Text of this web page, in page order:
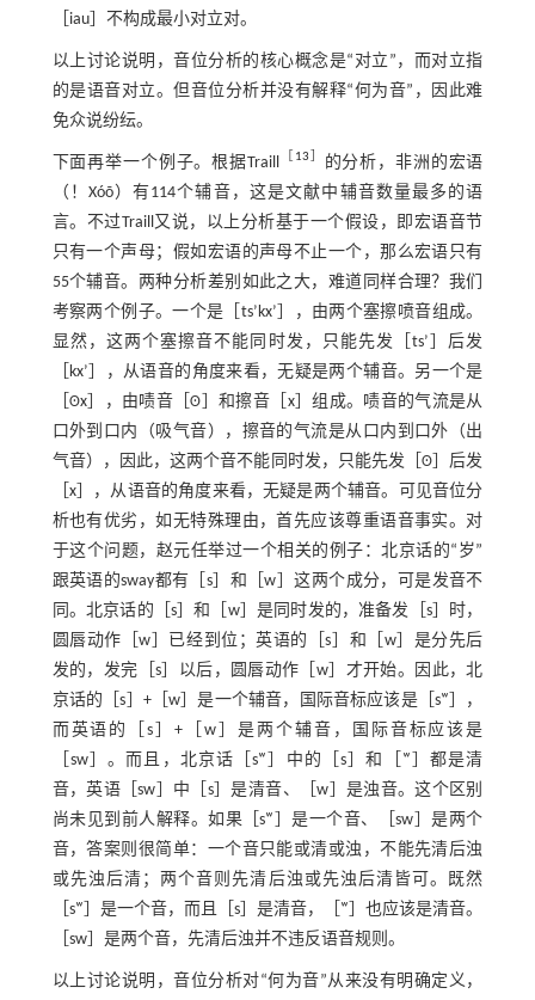
［iau］不构成最小对立对。
以上讨论说明，音位分析的核心概念是“对立”，而对立指
的是语音对立。但音位分析并没有解释“何为音”，因此难
免众说纷纭。
下面再举一个例子。根据Traill ［ 13］
的分析，非洲的宏语
（！Xóõ）有114个辅音，这是文献中辅音数量最多的语
言。不过Traill又说，以上分析基于一个假设，即宏语音节
只有一个声母；假如宏语的声母不止一个，那么宏语只有
55个辅音。两种分析差别如此之大，难道同样合理？我们
考察两个例子。一个是［ts’kx’］，由两个塞擦喷音组成。
显然，这两个塞擦音不能同时发，只能先发［ts’］后发
［kx’］，从语音的角度来看，无疑是两个辅音。另一个是
［ʘx］，由啧音［ʘ］和擦音［x］组成。啧音的气流是从
口外到口内（吸气音），擦音的气流是从口内到口外（出
气音），因此，这两个音不能同时发，只能先发［ʘ］后发
［x］，从语音的角度来看，无疑是两个辅音。可见音位分
析也有优劣，如无特殊理由，首先应该尊重语音事实。对
于这个问题，赵元任举过一个相关的例子：北京话的“岁”
跟英语的sway都有［s］和［w］这两个成分，可是发音不
同。北京话的［s］和［w］是同时发的，准备发［s］时，
圆唇动作［w］已经到位；英语的［s］和［w］是分先后
发的，发完［s］以后，圆唇动作［w］才开始。因此，北
京话的［s］+［w］是一个辅音，国际音标应该是［sʷ］，
而英语的［s］+［w］是两个辅音，国际音标应该是
［sw］。而且，北京话［sʷ］中的［s］和［ʷ］都是清
音，英语［sw］中［s］是清音、［w］是浊音。这个区别
尚未见到前人解释。如果［sʷ］是一个音、［sw］是两个
音，答案则很简单：一个音只能或清或浊，不能先清后浊
或先浊后清；两个音则先清后浊或先浊后清皆可。既然
［sʷ］是一个音，而且［s］是清音，［ʷ］也应该是清音。
［sw］是两个音，先清后浊并不违反语音规则。
以上讨论说明，音位分析对“何为音”从来没有明确定义，